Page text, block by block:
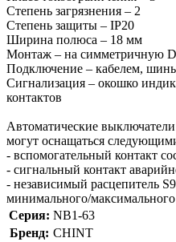
Степень загрязнения – 2
Степень защиты – IP20
Ширина полюса – 18 мм
Монтаж – на симметричную
Подключение – кабелем,
Сигнализация – окошко
контактов
Автоматические
могут оснащаться
- вспомогательный контакт
- сигнальный контакт
- независимый расцепитель
минимального/
Серия: NB1-63
Бренд: CHINT